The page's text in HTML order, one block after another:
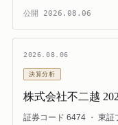
公開 2026.08.06
2026.08.06
決算分析
株式会社不二越
証券コード 6474 ・ 東証